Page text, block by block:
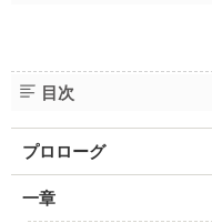
目次
プロローグ
一章